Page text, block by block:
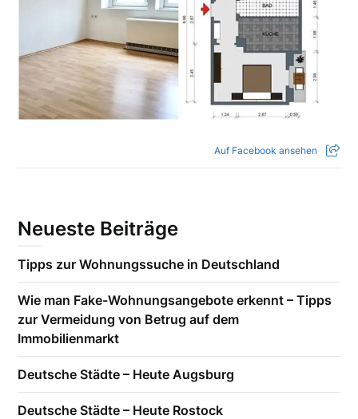
Auf Facebook ansehen
Neueste Beiträge
Tipps zur Wohnungssuche in Deutschland
Wie man Fake-Wohnungsangebote erkennt – Tipps
zur Vermeidung von Betrug auf dem
Immobilienmarkt
Deutsche Städte – Heute Augsburg
Deutsche Städte – Heute Rostock